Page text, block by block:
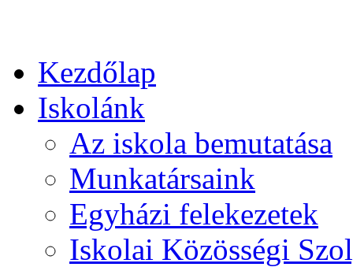
Kezdőlap
Iskolánk
Az iskola bemutatása
Munkatársaink
Egyházi felekezetek
Iskolai Közösségi